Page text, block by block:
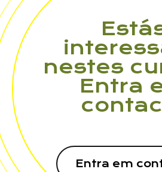
nestes
Entra
Entra em